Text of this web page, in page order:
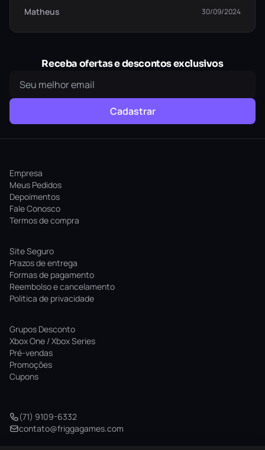
Matheus
30/09/2024
Receba ofertas e descontos exclusivos
Cadastrar
Empresa
Meus Pedidos
Depoimentos
Fale Conosco
Termos de compra
Site Seguro
Prazos de entrega
Formas de pagamento
Reembolso e cancelamento
Politica de privacidade
Grupos Desconto
Xbox One / Xbox Series
Pré-vendas
Promoções
Cupons
(71) 9109-6332
contato@friggagames.com